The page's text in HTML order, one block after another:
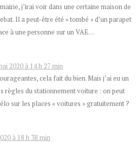
j’irai voir dans une certaine maison de
Il a peut-être été « tombé » d’un parapet
à une personne sur un VAE…
2020 à 14 h 27 min
cela fait du bien. Mais j’ai eu un
règles du stationnement voiture : on peut
sur les places « voitures » gratuitement ?
à 18 h 38 min